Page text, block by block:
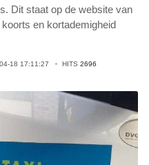
Dit staat op de website van
en kortademigheid
18 17:11:27 HITS 2696